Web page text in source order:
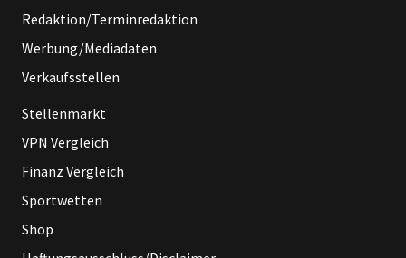
Redaktion/Terminredaktion
Werbung/Mediadaten
Verkaufsstellen
Stellenmarkt
VPN Vergleich
Finanz Vergleich
Sportwetten
Shop